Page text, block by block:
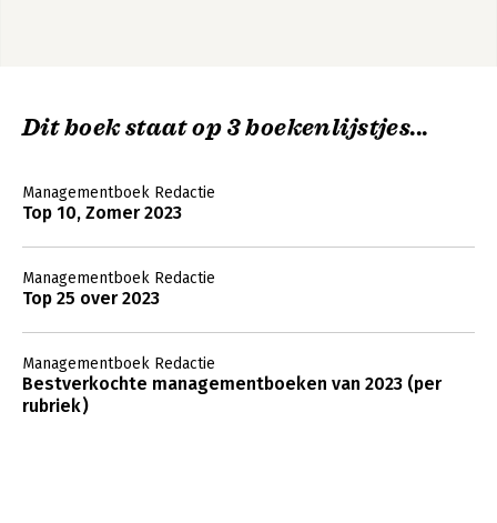
Dit boek staat op 3 boekenlijstjes...
Managementboek Redactie
Top 10, Zomer 2023
Managementboek Redactie
Top 25 over 2023
Managementboek Redactie
Bestverkochte managementboeken van 2023 (per
rubriek)